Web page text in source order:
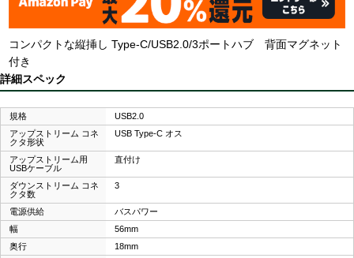
コンパクトな縦挿し Type-C/USB2.0/3ポートハブ 背面マグネット
付き
詳細スペック
規格
USB2.0
アップストリーム コネ
クタ形状
USB Type-C オス
アップストリーム用
USBケーブル
直付け
ダウンストリーム コネ
クタ数
3
電源供給
バスパワー
幅
56mm
奥行
18mm